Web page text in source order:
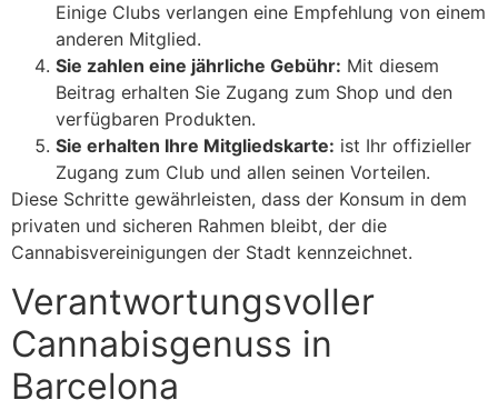
Einige Clubs verlangen eine Empfehlung von einem
anderen Mitglied.
Sie zahlen eine jährliche Gebühr: Mit diesem
Beitrag erhalten Sie Zugang zum Shop und den
verfügbaren Produkten.
Sie erhalten Ihre Mitgliedskarte: ist Ihr offizieller
Zugang zum Club und allen seinen Vorteilen.
Diese Schritte gewährleisten, dass der Konsum in dem
privaten und sicheren Rahmen bleibt, der die
Cannabisvereinigungen der Stadt kennzeichnet.
Verantwortungsvoller
Cannabisgenuss in
Barcelona